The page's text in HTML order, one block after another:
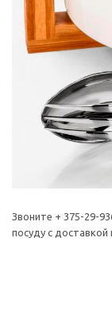
Звоните + 375-29-
посуду с доставкой